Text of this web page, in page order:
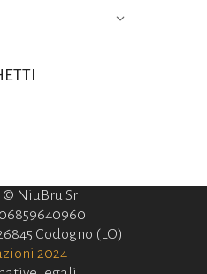
NiuBru Srl
06859640960
Codogno (LO)
2024